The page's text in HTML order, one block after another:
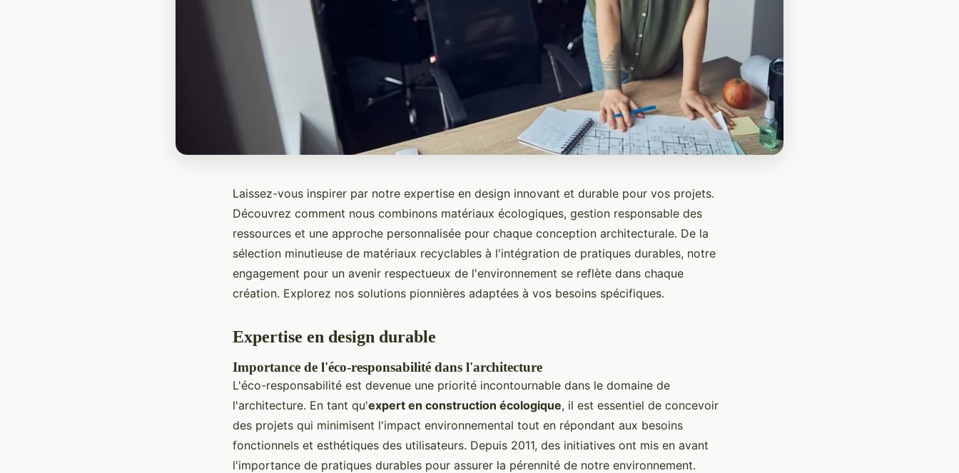
Laissez-vous inspirer par notre expertise en design innovant et durable pour vos projets.
Découvrez comment nous combinons matériaux écologiques, gestion responsable des
ressources et une approche personnalisée pour chaque conception architecturale. De la
sélection minutieuse de matériaux recyclables à l'intégration de pratiques durables, notre
engagement pour un avenir respectueux de l'environnement se reflète dans chaque
création. Explorez nos solutions pionnières adaptées à vos besoins spécifiques.
Expertise en design durable
Importance de l'éco-responsabilité dans l'architecture
L'éco-responsabilité est devenue une priorité incontournable dans le domaine de
l'architecture. En tant qu'expert en construction écologique, il est essentiel de concevoir
des projets qui minimisent l'impact environnemental tout en répondant aux besoins
fonctionnels et esthétiques des utilisateurs. Depuis 2011, des initiatives ont mis en avant
l'importance de pratiques durables pour assurer la pérennité de notre environnement.